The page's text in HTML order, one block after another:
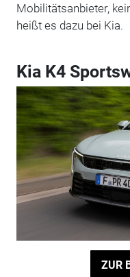
Mobilitätsanbieter,
heißt es dazu bei Kia.
Kia K4
ZUR